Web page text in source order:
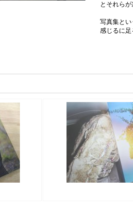
とそれら
写真集と
感じるに足